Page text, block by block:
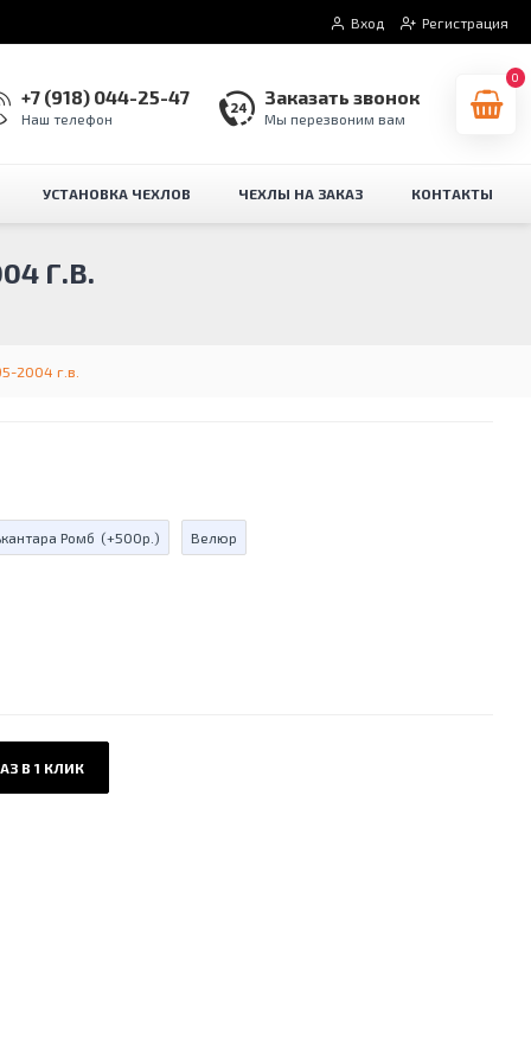
Вход Регистрация
+7 (918) 044-25-47
Наш телефон
Заказать звонок
Мы перезвоним вам
0
УСТАНОВКА ЧЕХЛОВ ЧЕХЛЫ НА ЗАКАЗ КОНТАКТЫ
2004 г.в.
Г.В.
Ромб (+500р.) Велюр
В 1 КЛИК